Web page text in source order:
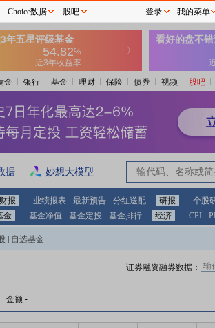
金 银行 基金 理财 保险 债券 视频 股吧
据 妙想大模型
财报 业绩报表 最新预告 分红送配 研报 个股
金 基金净值 基金定投 基金排行 经济 CPI
自选基金
证券融资融券数据：
金额 -
Choice数据 股吧 登录 我的菜单